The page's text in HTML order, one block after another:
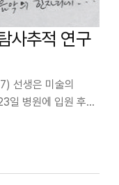
사추적 연구
선생은 미술의
일 병원에 입원 후
으로 별세하셨다.